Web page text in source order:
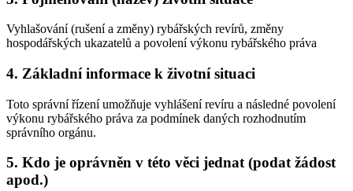
Vyhlašování (rušení a změny) rybářských revírů, změny
hospodářských ukazatelů a povolení výkonu rybářského práva
4. Základní informace k životní situaci
Toto správní řízení umožňuje vyhlášení revíru a následné povolení
výkonu rybářského práva za podmínek daných rozhodnutím
správního orgánu.
5. Kdo je oprávněn v této věci jednat (podat žádost
apod.)